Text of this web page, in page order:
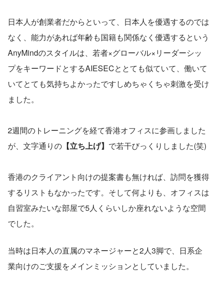
日本人が創業者だからといって、日本人を優遇するのでは
なく、能力があれば年齢も国籍も関係なく優遇するという
AnyMindのスタイルは、若者×グローバル×リーダーシッ
プをキーワードとするAIESECととても似ていて、働いて
いてとても気持ちよかったですしめちゃくちゃ刺激を受け
ました。
2週間のトレーニングを経て香港オフィスに参画しました
が、文字通りの 【立ち上げ】 で若干びっくりしました(笑)
香港のクライアント向けの提案書も無ければ、訪問を獲得
するリストもなかったです。そして何よりも、オフィスは
自習室みたいな部屋で5人くらいしか座れないような空間
でした。
当時は日本人の直属のマネージャーと2人3脚で、日系企
業向けのご支援をメインミッションとしていました。